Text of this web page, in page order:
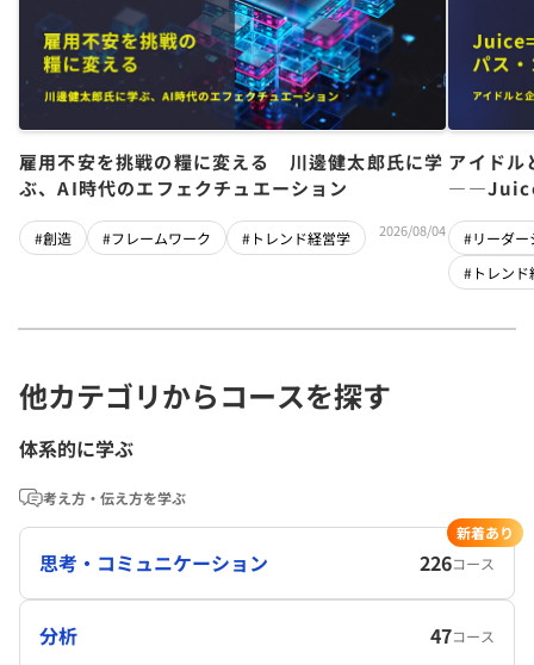
雇用不安を挑戦の糧に変える 川邊健太郎氏に学
ぶ、AI時代のエフェクチュエーション
#創造 #フレームワーク #トレンド経営学 2026/08/04
アイドル
#リーダー
#トレンド
他カテゴリからコースを探す
体系的に学ぶ
考え方・伝え方を学ぶ
思考・コミュニケーション 226コース
新着あり
分析 47コース